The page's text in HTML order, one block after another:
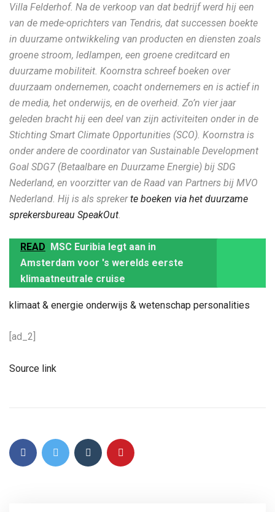
Villa Felderhof. Na de verkoop van dat bedrijf werd hij een
van de mede-oprichters van Tendris, dat successen boekte
in duurzame ontwikkeling van producten en diensten zoals
groene stroom, ledlampen, een groene creditcard en
duurzame mobiliteit. Koornstra schreef boeken over
duurzaam ondernemen, coacht ondernemers en is actief in
de media, het onderwijs, en de overheid. Zo’n vier jaar
geleden bracht hij een deel van zijn activiteiten onder in de
Stichting Smart Climate Opportunities (SCO). Koornstra is
onder andere de coordinator van Sustainable Development
Goal SDG7 (Betaalbare en Duurzame Energie) bij SDG
Nederland, en voorzitter van de Raad van Partners bij MVO
Nederland. Hij is als sprekerte boeken via het duurzame
sprekersbureau SpeakOut.
READ MSC Euribia legt aan in
Amsterdam voor 's werelds eerste
klimaatneutrale cruise
klimaat & energie onderwijs & wetenschap personalities
[ad_2]
Source link